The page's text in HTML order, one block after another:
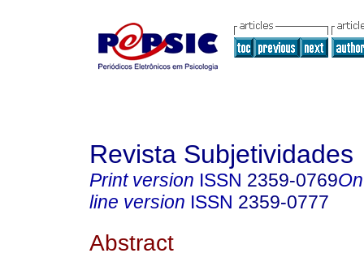
Revista Subjetividades
Print version ISSN 2359-0769
line version ISSN 2359-0777
Abstract